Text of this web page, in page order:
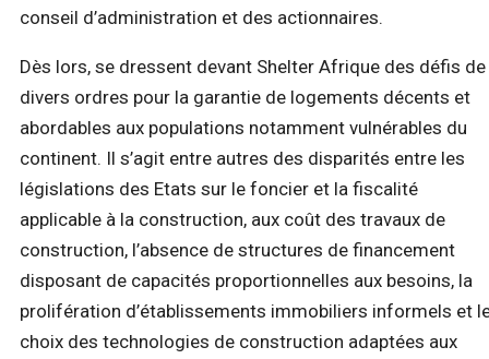
conseil d’administration et des actionnaires.
Dès lors, se dressent devant Shelter Afrique des défis de
divers ordres pour la garantie de logements décents et
abordables aux populations notamment vulnérables du
continent. Il s’agit entre autres des disparités entre les
législations des Etats sur le foncier et la fiscalité
applicable à la construction, aux coût des travaux de
construction, l’absence de structures de financement
disposant de capacités proportionnelles aux besoins, la
prolifération d’établissements immobiliers informels et
choix des technologies de construction adaptées aux